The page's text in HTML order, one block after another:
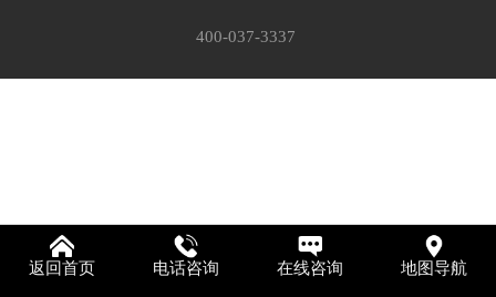
400-037-3337
返回首页 电话咨询 在线咨询 地图导航